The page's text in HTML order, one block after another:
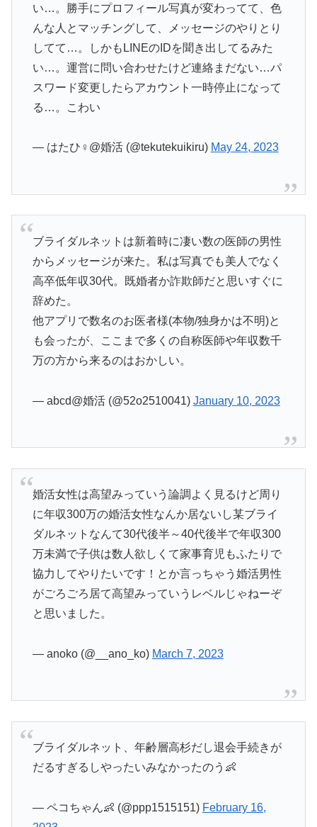
い…。勝手にプロフィール写真が変わってて、色
んな人とマッチングして、メッセージのやりとり
してて…。しかもLINEのIDを聞き出してるみた
い…。運営に問い合わせたけど連絡まだない…パ
スワード変更したらアカウント一時停止になって
る…。こわい
— はたひ♀︎@婚活 (@tekutekuikiru) May 24, 2023
ブライダルネットは新着時に凄い数の医師の男性
からメッセージが来た。私は写真でも美人でなく
高卒低年収30代。既婚者か詐欺師だと思いすぐに
辞めた。
他アプリで数名のお医者様(本物/独身かは不明)と
も会ったが、ここまで多くの自称医師や年収数千
万の方から来るのはおかしい。
— abcd@婚活 (@52o2510041) January 10, 2023
婚活女性は高望みっていう論調よく見るけど周り
に年収300万の婚活女性なんか居ないし某ブライ
ダルネットなんて30代後半～40代後半で年収300
万未満で子供は数人欲しくて家事育児もふたりで
協力してやりたいです！とか言っちゃう婚活男性
がごろごろ居て高望みっていうレベルじゃねーぞ
と思いました。
— anoko (@__ano_ko) March 7, 2023
ブライダルネット、年齢層高杉だし退会手続きが
だるすぎるしやったいみなかったのう👶
— ペコちゃん👶 (@ppp1515151) February 16,